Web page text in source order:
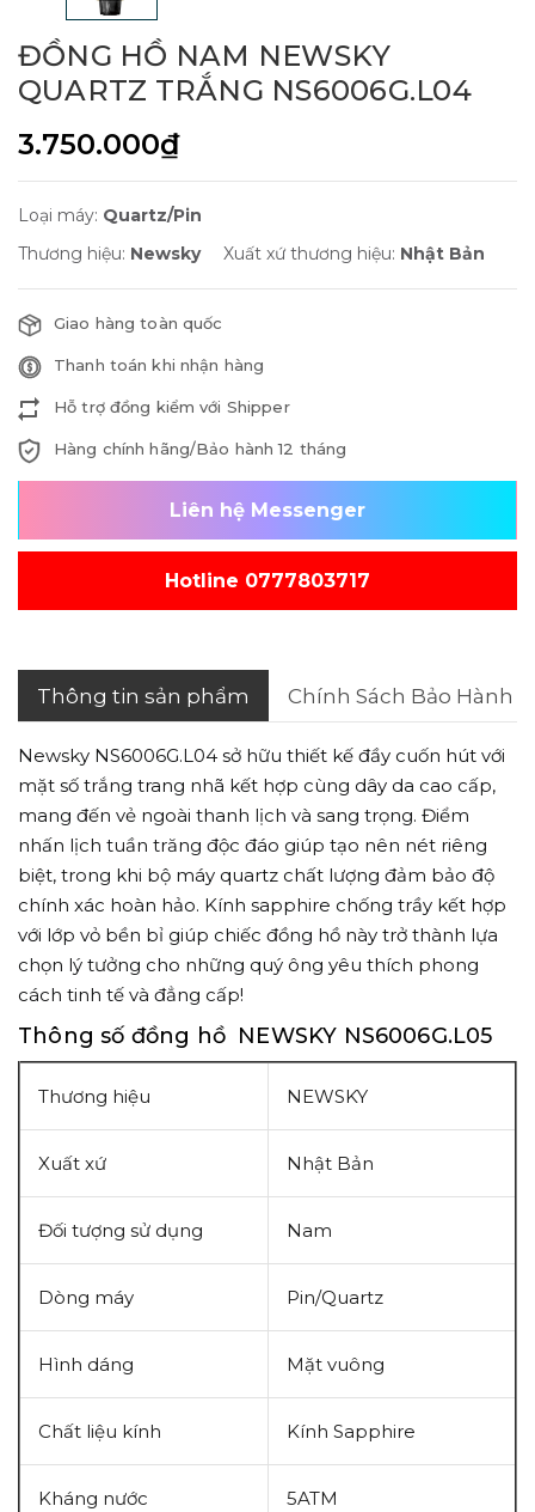
ĐỒNG HỒ NAM NEWSKY
QUARTZ TRẮNG NS6006G.L04
3.750.000₫
Loại máy: Quartz/Pin
Thương hiệu: Newsky Xuất xứ thương hiệu: Nhật Bản
Giao hàng toàn quốc
Thanh toán khi nhận hàng
Hỗ trợ đồng kiểm với Shipper
Hàng chính hãng/Bảo hành 12 tháng
Liên hệ Messenger
Hotline 0777803717
Thông tin sản phẩm Chính Sách Bảo Hành
Newsky NS6006G.L04 sở hữu thiết kế đầy cuốn hút với
mặt số trắng trang nhã kết hợp cùng dây da cao cấp,
mang đến vẻ ngoài thanh lịch và sang trọng. Điểm
nhấn lịch tuần trăng độc đáo giúp tạo nên nét riêng
biệt, trong khi bộ máy quartz chất lượng đảm bảo độ
chính xác hoàn hảo. Kính sapphire chống trầy kết hợp
với lớp vỏ bền bỉ giúp chiếc đồng hồ này trở thành lựa
chọn lý tưởng cho những quý ông yêu thích phong
cách tinh tế và đẳng cấp!
Thông số đồng hồ NEWSKY NS6006G.L05
Thương hiệu NEWSKY
Xuất xứ Nhật Bản
Đối tượng sử dụng Nam
Dòng máy Pin/Quartz
Hình dáng Mặt vuông
Chất liệu kính Kính Sapphire
Kháng nước 5ATM